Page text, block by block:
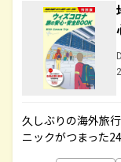
久しぶりの海外旅
ニックがつまった